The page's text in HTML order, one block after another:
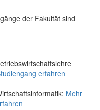
der Fakultät sind
erfahren
Mehr